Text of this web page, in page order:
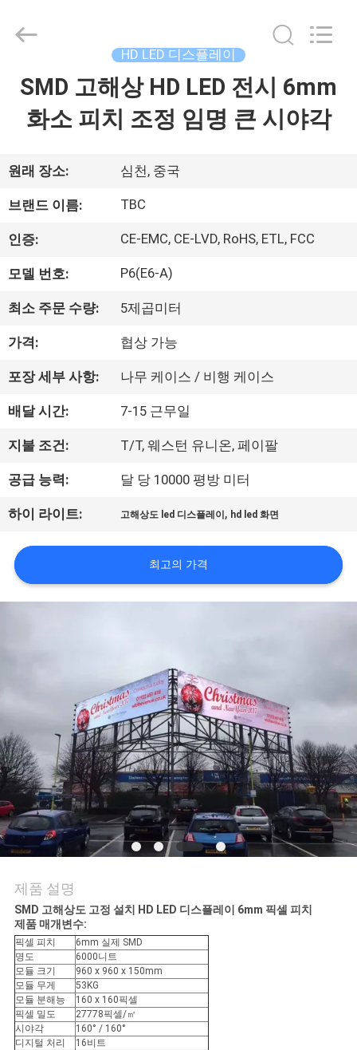
집
품
VR
우
리
에
대
하
여
공
장
여
질
관
리
뉴
스
사
이
트
맵
Rights
HD LED 디스플레이
SMD 고해상 HD LED 전시 6mm
화소 피치 조정 임명 큰 시야각
원래 장소: 심천, 중국
브랜드 이름: TBC
인증: CE-EMC, CE-LVD, RoHS, ETL, FCC
모델 번호: P6(E6-A)
최소 주문 수량: 5제곱미터
가격: 협상 가능
포장 세부 사항: 나무 케이스 / 비행 케이스
배달 시간: 7-15 근무일
지불 조건: T/T, 웨스턴 유니온, 페이팔
공급 능력: 달 당 10000 평방 미터
하이 라이트: 고해상도 led 디스플레이 , hd led 화면
최고의 가격
제품 설명
SMD 고해상도 고정 설치 HD LED 디스플레이 6mm 픽셀 피치
제품 매개변수:
픽셀 피치
6mm 실제 SMD
명도
6000니트
모듈 크기
960 x 960 x 150mm
모듈 무게
53KG
모듈 분해능
160 x 160픽셀
픽셀 밀도
27778픽셀/㎡
시야각
160° / 160°
디지털 처리
16비트